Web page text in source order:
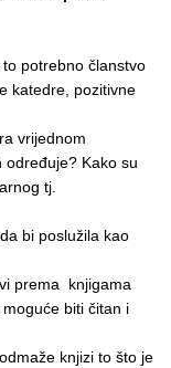
potrebno članstvo
katedre, pozitivne
vrijednom
određuje? Kako su
tj.
bi poslužila kao
prema knjigama
biti čitan i
knjizi to što je